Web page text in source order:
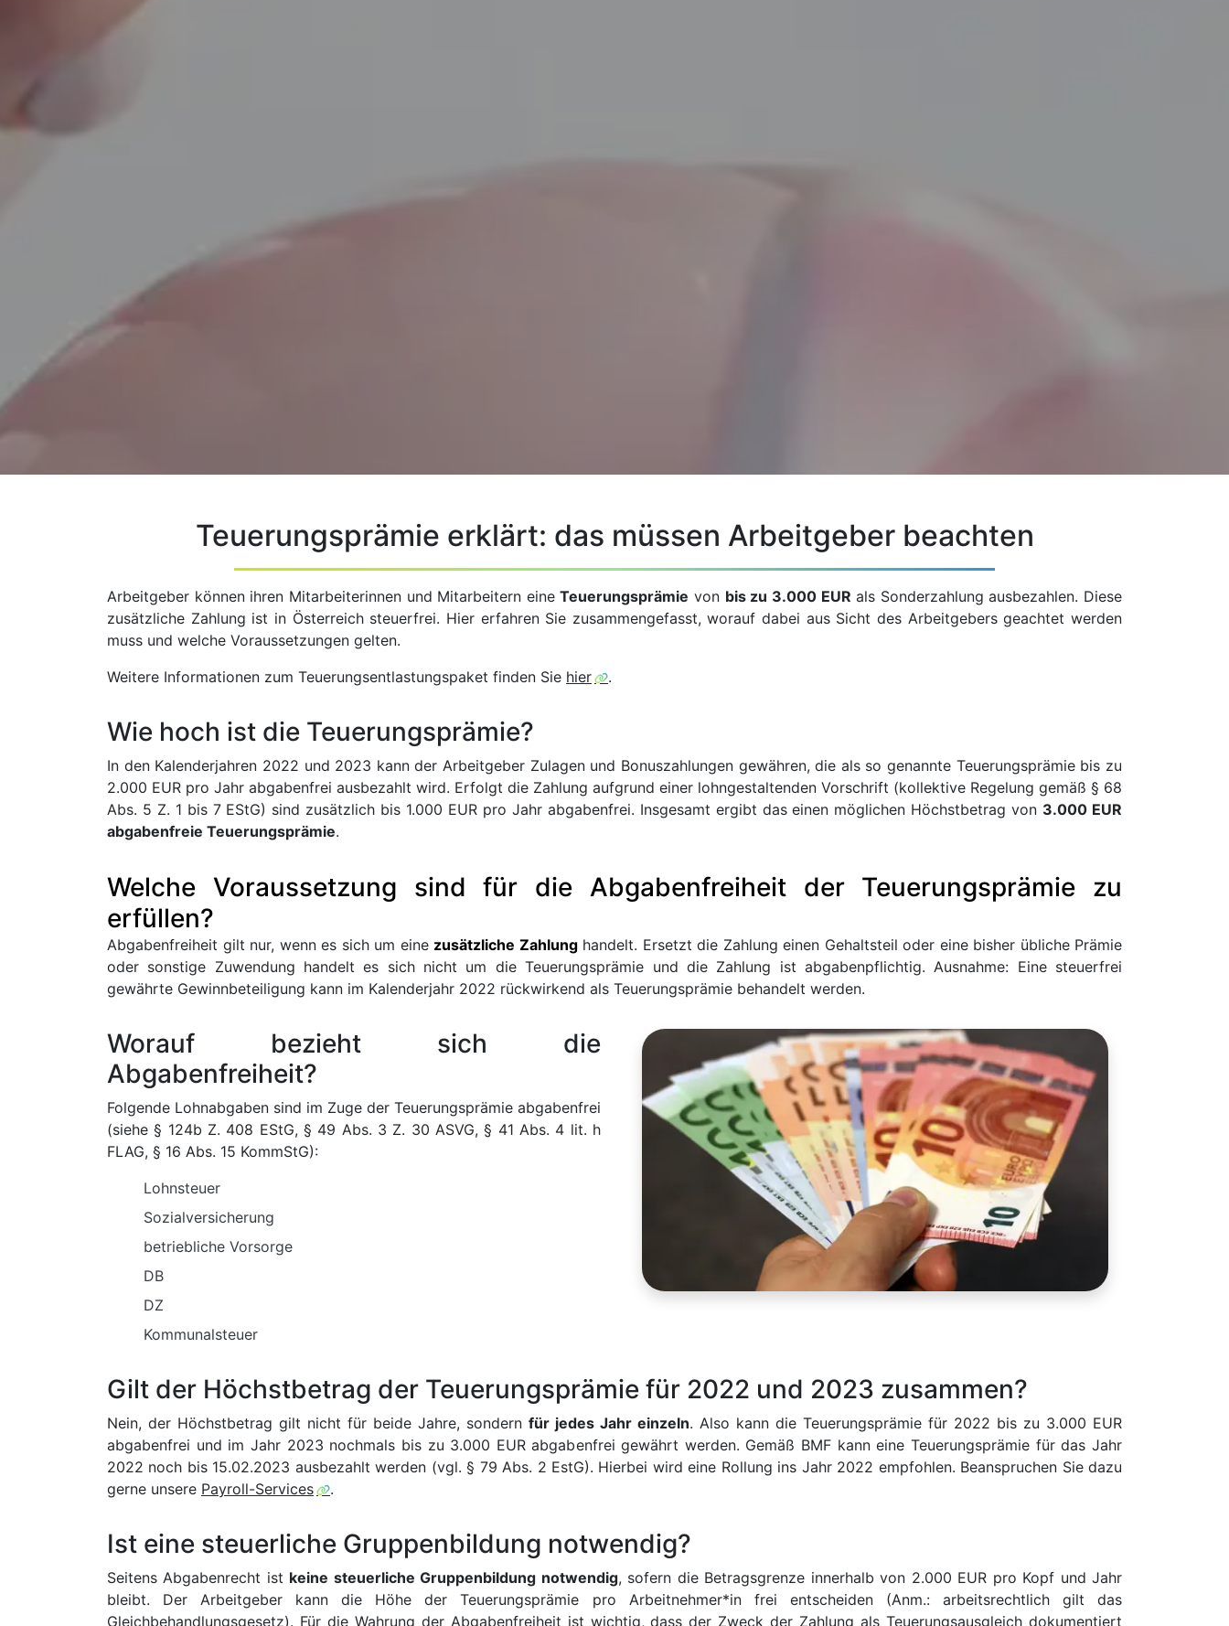
Teuerungsprämie erklärt: das müssen Arbeitgeber beachten
Arbeitgeber können ihren Mitarbeiterinnen und Mitarbeitern eineTeuerungsprämie von bis zu 3.000 EUR als Sonderzahlung ausbezahlen. Diese
zusätzliche Zahlung ist in Österreich steuerfrei. Hier erfahren Sie zusammengefasst, worauf dabei aus Sicht des Arbeitgebers geachtet werden
muss und welche Voraussetzungen gelten.
Weitere Informationen zum Teuerungsentlastungspaket finden Sie hier .
Wie hoch ist die Teuerungsprämie?
In den Kalenderjahren 2022 und 2023 kann der Arbeitgeber Zulagen und Bonuszahlungen gewähren, die als so genannte Teuerungsprämie bis zu
2.000 EUR pro Jahr abgabenfrei ausbezahlt wird. Erfolgt die Zahlung aufgrund einer lohngestaltenden Vorschrift (kollektive Regelung gemäß § 68
Abs. 5 Z. 1 bis 7 EStG) sind zusätzlich bis 1.000 EUR pro Jahr abgabenfrei. Insgesamt ergibt das einen möglichen Höchstbetrag von 3.000 EUR
abgabenfreie Teuerungsprämie.
Welche Voraussetzung sind für die Abgabenfreiheit der Teuerungsprämie zu
erfüllen?
Abgabenfreiheit gilt nur, wenn es sich um eine zusätzliche Zahlunghandelt. Ersetzt die Zahlung einen Gehaltsteil oder eine bisher übliche Prämie
oder sonstige Zuwendung handelt es sich nicht um die Teuerungsprämie und die Zahlung ist abgabenpflichtig. Ausnahme: Eine steuerfrei
gewährte Gewinnbeteiligung kann im Kalenderjahr 2022 rückwirkend als Teuerungsprämie behandelt werden.
Worauf bezieht sich die
Abgabenfreiheit?
Folgende Lohnabgaben sind im Zuge der Teuerungsprämie abgabenfrei
(siehe § 124b Z. 408 EStG, § 49 Abs. 3 Z. 30 ASVG, § 41 Abs. 4 lit. h
FLAG, § 16 Abs. 15 KommStG):
Lohnsteuer
Sozialversicherung
betriebliche Vorsorge
DB
DZ
Kommunalsteuer
Gilt der Höchstbetrag der Teuerungsprämie für 2022 und 2023 zusammen?
Nein, der Höchstbetrag gilt nicht für beide Jahre, sondern für jedes Jahr einzeln. Also kann die Teuerungsprämie für 2022 bis zu 3.000 EUR
abgabenfrei und im Jahr 2023 nochmals bis zu 3.000 EUR abgabenfrei gewährt werden. Gemäß BMF kann eine Teuerungsprämie für das Jahr
2022 noch bis 15.02.2023 ausbezahlt werden (vgl. § 79 Abs. 2 EstG). Hierbei wird eine Rollung ins Jahr 2022 empfohlen. Beanspruchen Sie dazu
gerne unsere Payroll-Services .
Ist eine steuerliche Gruppenbildung notwendig?
Seitens Abgabenrecht ist keine steuerliche Gruppenbildung notwendig, sofern die Betragsgrenze innerhalb von 2.000 EUR pro Kopf und Jahr
bleibt. Der Arbeitgeber kann die Höhe der Teuerungsprämie pro Arbeitnehmer*in frei entscheiden (Anm.: arbeitsrechtlich gilt das
Gleichbehandlungsgesetz). Für die Wahrung der Abgabenfreiheit ist wichtig, dass der Zweck der Zahlung als Teuerungsausgleich dokumentiert